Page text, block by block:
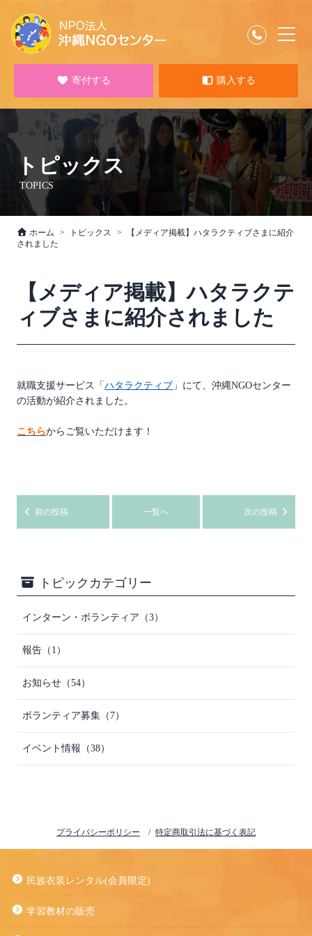
寄付する 購入する
トピックス
TOPICS
ホーム トピックス
【メディア掲載】ハタラクティブさまに紹介
されました
【メディア掲載】ハタラクテ
ィブさまに紹介されました
就職支援サービス「ハタラクティブ 」にて、沖縄NGOセンター
の活動が紹介されました。
こちらからご覧いただけます！
前の投稿 一覧へ 次の投稿
トピックカテゴリー
インターン・ボランティア（3）
報告（1）
お知らせ（54）
ボランティア募集（7）
イベント情報（38）
プライバシーポリシー 特定商取引法に基づく表記
民族衣装レンタル(会員限定)
学習教材の販売